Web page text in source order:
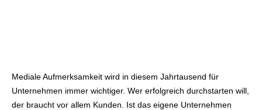
Mediale Aufmerksamkeit wird in diesem Jahrtausend für
Unternehmen immer wichtiger. Wer erfolgreich durchstarten will,
der braucht vor allem Kunden. Ist das eigene Unternehmen